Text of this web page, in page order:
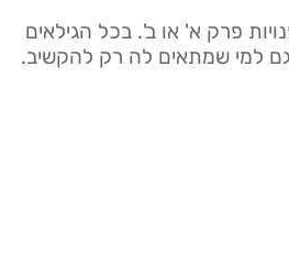
פרק א' או ב'. בכל הגילאים
למי שמתאים לה רק להקשיב.